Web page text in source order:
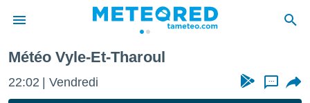
de
Météo Vyle-Et-Tharoul
22:02 Vendredi ...